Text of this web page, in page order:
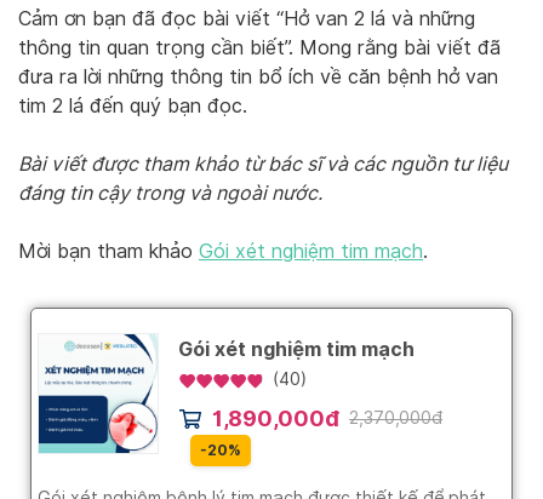
Cảm ơn bạn đã đọc bài viết “Hở van 2 lá và những
thông tin quan trọng cần biết”. Mong rằng bài viết đã
đưa ra lời những thông tin bổ ích về căn bệnh hở van
tim 2 lá đến quý bạn đọc.
Bài viết được tham khảo từ bác sĩ và các nguồn tư liệu
đáng tin cậy trong và ngoài nước.
Mời bạn tham khảo Gói xét nghiệm tim mạch.